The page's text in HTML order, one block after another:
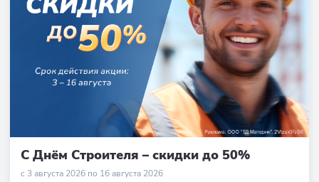
С Днём Строителя – скидки до 50%
с 3 августа 2026 по 16 августа 2026